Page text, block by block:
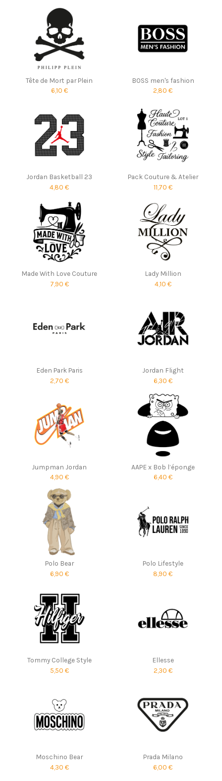
Tête de Mort par Plein
6,10 €
BOSS men's fashion
2,80 €
Jordan Basketball 23
4,80 €
Pack Couture & Atelier
11,70 €
Made With Love Couture
7,90 €
Lady Million
4,10 €
Eden Park Paris
2,70 €
Jordan Flight
6,30 €
Jumpman Jordan
4,90 €
AAPE x Bob l’éponge
6,40 €
Polo Bear
6,90 €
Polo Lifestyle
8,90 €
Tommy College Style
5,50 €
Ellesse
2,30 €
Moschino Bear
4,30 €
Prada Milano
6,00 €